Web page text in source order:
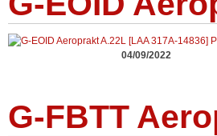
04/09/2022
G-FBTT